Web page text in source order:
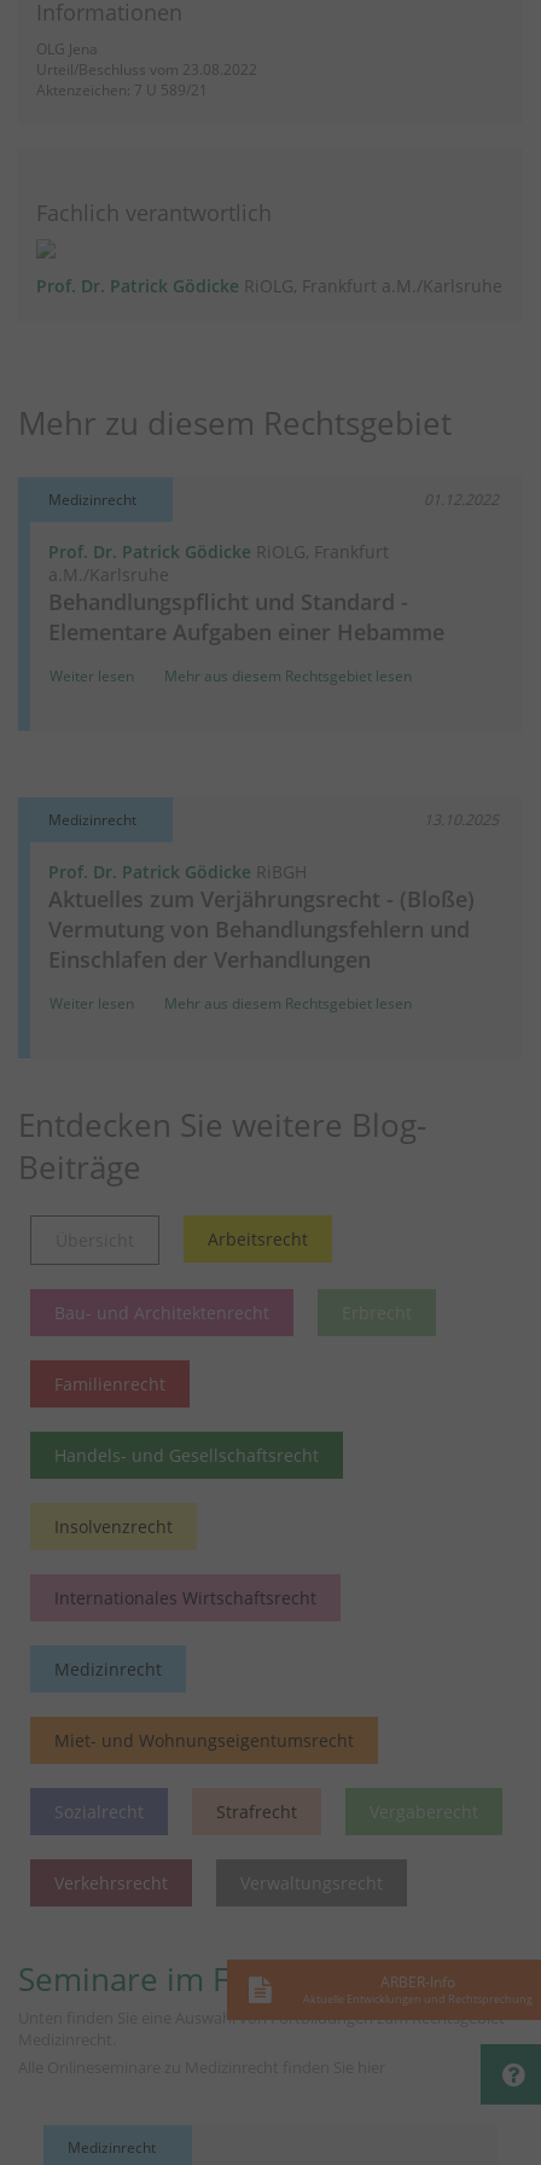
Informationen
OLG Jena
Urteil/Beschluss vom 23.08.2022
Aktenzeichen: 7 U 589/21
Fachlich verantwortlich
Prof. Dr. Patrick Gödicke RiOLG, Frankfurt a.M./Karlsruhe
Mehr zu diesem Rechtsgebiet
Medizinrecht 01.12.2022
Prof. Dr. Patrick Gödicke RiOLG, Frankfurt
a.M./Karlsruhe
Behandlungspflicht und Standard -
Elementare Aufgaben einer Hebamme
Weiter lesen Mehr aus diesem Rechtsgebiet lesen
Medizinrecht 13.10.2025
Prof. Dr. Patrick Gödicke RiBGH
Aktuelles zum Verjährungsrecht - (Bloße)
Vermutung von Behandlungsfehlern und
Einschlafen der Verhandlungen
Weiter lesen Mehr aus diesem Rechtsgebiet lesen
Entdecken Sie weitere Blog-
Beiträge
Arbeitsrecht
Bau- und Architektenrecht
Familienrecht
Handels- und Gesellschaftsrecht
Insolvenzrecht
Internationales Wirtschaftsrecht
Medizinrecht
Miet- und Wohnungseigentumsrecht
Sozialrecht Strafrecht Vergaberecht
Verkehrsrecht Verwaltungsrecht
Seminare im Fokus
Unten finden Sie eine Auswahl von Fortbildungen zum Rechtsgebiet
Medizinrecht
ARBER-Info
Aktuelle Entwicklungen und Rechtsprechung